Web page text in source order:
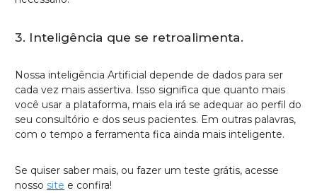
3. Inteligência que se retroalimenta.
Nossa inteligência Artificial depende de dados para ser
cada vez mais assertiva. Isso significa que quanto mais
você usar a plataforma, mais ela irá se adequar ao perfil do
seu consultório e dos seus pacientes. Em outras palavras,
com o tempo a ferramenta fica ainda mais inteligente.
Se quiser saber mais, ou fazer um teste grátis, acesse
nosso site e confira!